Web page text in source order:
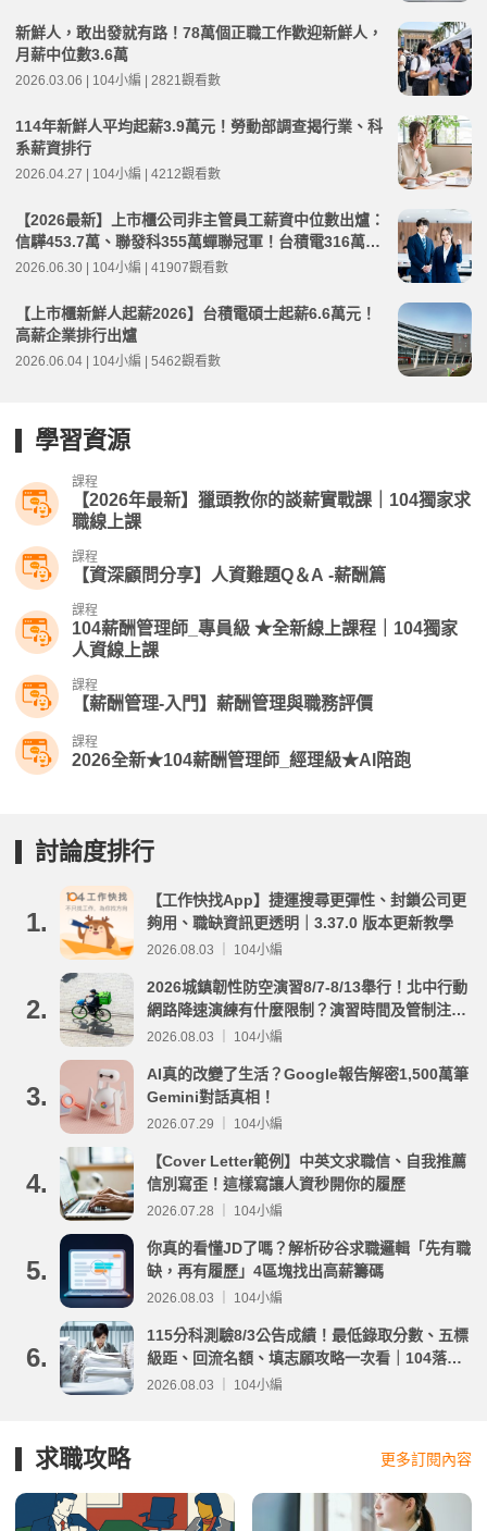
新鮮人，敢出發就有路！78萬個正職工作歡迎新鮮人，
月薪中位數3.6萬
2026.03.06 | 104小編 | 2821觀看數
114年新鮮人平均起薪3.9萬元！勞動部調查揭行業、科
系薪資排行
2026.04.27 | 104小編 | 4212觀看數
【2026最新】上市櫃公司非主管員工薪資中位數出爐：
信驊453.7萬、聯發科355萬蟬聯冠軍！台積電316萬元
創高
2026.06.30 | 104小編 | 41907觀看數
【上市櫃新鮮人起薪2026】台積電碩士起薪6.6萬元！
高薪企業排行出爐
2026.06.04 | 104小編 | 5462觀看數
學習資源
課程
【2026年最新】獵頭教你的談薪實戰課｜104獨家求
職線上課
課程
【資深顧問分享】人資難題Q＆A -薪酬篇
課程
104薪酬管理師_專員級 ★全新線上課程｜104獨家
人資線上課
課程
【薪酬管理-入門】薪酬管理與職務評價
課程
2026全新★104薪酬管理師_經理級★AI陪跑
討論度排行
1.
【工作快找App】捷運搜尋更彈性、封鎖公司更
夠用、職缺資訊更透明｜3.37.0 版本更新教學
2026.08.03 ｜ 104小編
2.
2026城鎮韌性防空演習8/7-8/13舉行！北中行動
網路降速演練有什麼限制？演習時間及管制注意
事項整理
2026.08.03 ｜ 104小編
3.
AI真的改變了生活？Google報告解密1,500萬筆
Gemini對話真相！
2026.07.29 ｜ 104小編
4.
【Cover Letter範例】中英文求職信、自我推薦
信別寫歪！這樣寫讓人資秒開你的履歷
2026.07.28 ｜ 104小編
5.
你真的看懂JD了嗎？解析矽谷求職邏輯「先有職
缺，再有履歷」4區塊找出高薪籌碼
2026.08.03 ｜ 104小編
6.
115分科測驗8/3公告成績！最低錄取分數、五標
級距、回流名額、填志願攻略一次看｜104落點
分析
2026.08.03 ｜ 104小編
求職攻略 更多訂閱內容